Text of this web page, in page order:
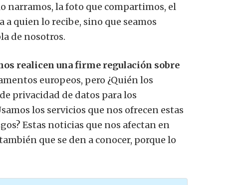
narramos, la foto que compartimos, el
quien lo recibe, sino que seamos
de nosotros.
realicen una firme regulación sobre
europeos, pero ¿Quién los
privacidad de datos para los
los servicios que nos ofrecen estas
Estas noticias que nos afectan en
que se den a conocer, porque lo